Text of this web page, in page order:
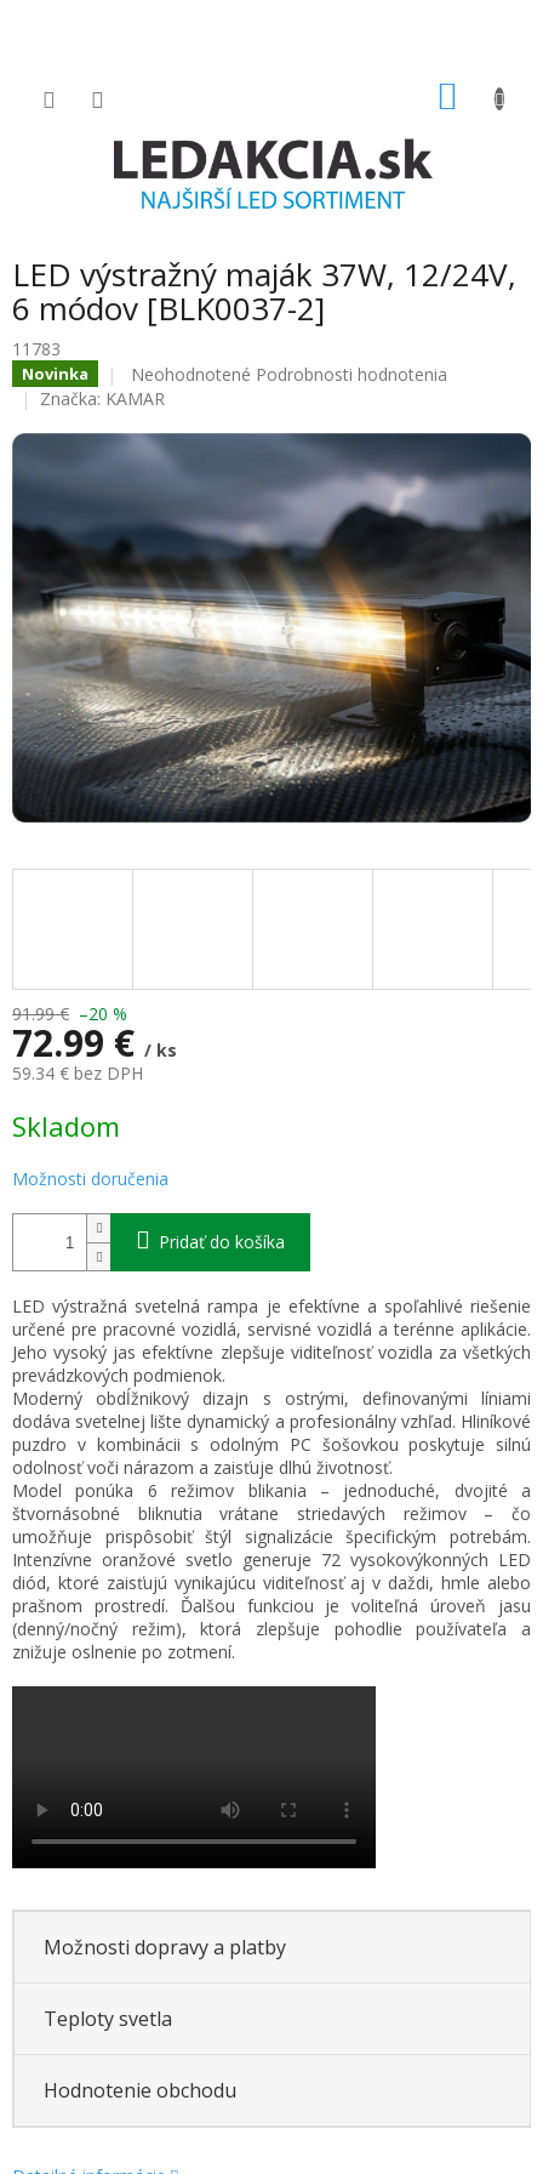
LED výstražný maják 37W, 12/24V,
6 módov [BLK0037-2]
11783
Novinka
Priemerné
hodnotenie
je
0.0
hviezdičiek.
Neohodnotené Podrobnosti hodnotenia
Značka: KAMAR
91.99 € –20 %
72.99 € / ks
59.34 € bez DPH
cena:
Skladom
Možnosti doručenia
Pridať do košíka
LED výstražná svetelná rampa je efektívne a spoľahlivé riešenie
určené pre pracovné vozidlá, servisné vozidlá a terénne aplikácie.
Jeho vysoký jas efektívne zlepšuje viditeľnosť vozidla za všetkých
prevádzkových podmienok.
Moderný obdĺžnikový dizajn s ostrými, definovanými líniami
dodáva svetelnej lište dynamický a profesionálny vzhľad. Hliníkové
puzdro v kombinácii s odolným PC šošovkou poskytuje silnú
odolnosť voči nárazom a zaisťuje dlhú životnosť.
Model ponúka 6 režimov blikania – jednoduché, dvojité a
štvornásobné bliknutia vrátane striedavých režimov – čo
umožňuje prispôsobiť štýl signalizácie špecifickým potrebám.
Intenzívne oranžové svetlo generuje 72 vysokovýkonných LED
diód, ktoré zaisťujú vynikajúcu viditeľnosť aj v daždi, hmle alebo
prašnom prostredí. Ďalšou funkciou je voliteľná úroveň jasu
(denný/nočný režim), ktorá zlepšuje pohodlie používateľa a
znižuje oslnenie po zotmení.
Možnosti dopravy a platby
Teploty svetla
Hodnotenie obchodu